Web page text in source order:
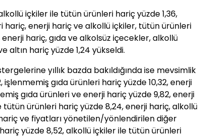
içkiler ile tütün ürünleri hariç yüzde 1,36,
hariç, enerji hariç ve alkollü içkiler, tütün ürünleri
enerji hariç, gıda ve alkolsüz içecekler, alkollü
altın hariç yüzde 1,24 yükseldi.
yıllık bazda bakıldığında ise mevsimlik
işlenmemiş gıda ürünleri hariç yüzde 10,32, enerji
gıda ürünleri ve enerji hariç yüzde 9,82, enerji
ürünleri hariç yüzde 8,24, enerji hariç, alkollü
ve fiyatları yönetilen/yönlendirilen diğer
yüzde 8,52, alkollü içkiler ile tütün ürünleri